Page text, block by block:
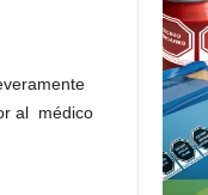
al médico